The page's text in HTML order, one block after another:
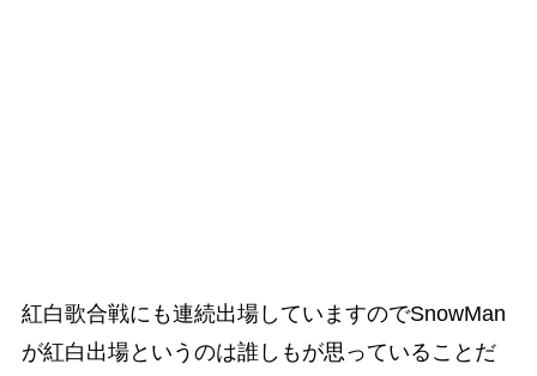
紅白歌合戦にも連続出場していますのでSnowMan
が紅白出場というのは誰しもが思っていることだ